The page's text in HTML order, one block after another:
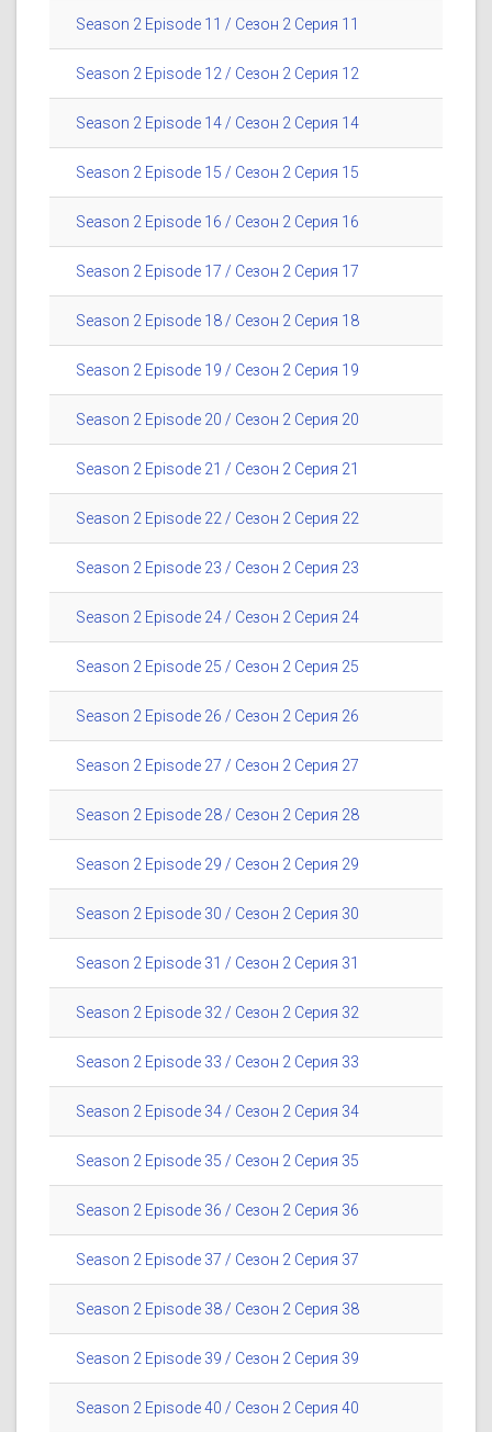
Season 2 Episode 11 / Сезон 2 Серия 11
Season 2 Episode 12 / Сезон 2 Серия 12
Season 2 Episode 14 / Сезон 2 Серия 14
Season 2 Episode 15 / Сезон 2 Серия 15
Season 2 Episode 16 / Сезон 2 Серия 16
Season 2 Episode 17 / Сезон 2 Серия 17
Season 2 Episode 18 / Сезон 2 Серия 18
Season 2 Episode 19 / Сезон 2 Серия 19
Season 2 Episode 20 / Сезон 2 Серия 20
Season 2 Episode 21 / Сезон 2 Серия 21
Season 2 Episode 22 / Сезон 2 Серия 22
Season 2 Episode 23 / Сезон 2 Серия 23
Season 2 Episode 24 / Сезон 2 Серия 24
Season 2 Episode 25 / Сезон 2 Серия 25
Season 2 Episode 26 / Сезон 2 Серия 26
Season 2 Episode 27 / Сезон 2 Серия 27
Season 2 Episode 28 / Сезон 2 Серия 28
Season 2 Episode 29 / Сезон 2 Серия 29
Season 2 Episode 30 / Сезон 2 Серия 30
Season 2 Episode 31 / Сезон 2 Серия 31
Season 2 Episode 32 / Сезон 2 Серия 32
Season 2 Episode 33 / Сезон 2 Серия 33
Season 2 Episode 34 / Сезон 2 Серия 34
Season 2 Episode 35 / Сезон 2 Серия 35
Season 2 Episode 36 / Сезон 2 Серия 36
Season 2 Episode 37 / Сезон 2 Серия 37
Season 2 Episode 38 / Сезон 2 Серия 38
Season 2 Episode 39 / Сезон 2 Серия 39
Season 2 Episode 40 / Сезон 2 Серия 40